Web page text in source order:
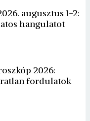
augusztus 1-2:
hangulatot
2026:
fordulatok